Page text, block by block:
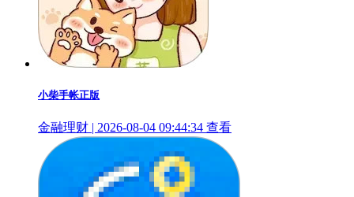
小柴手帐正版
金融理财 | 2026-08-04 09:44:34 查看